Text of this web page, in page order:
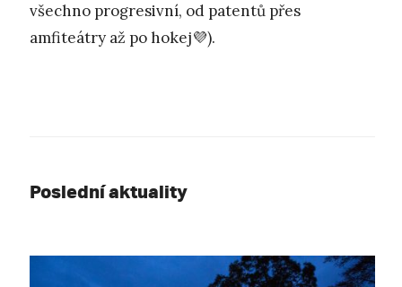
všechno progresivní, od patentů přes
amfiteátry až po hokej💜).
Poslední aktuality